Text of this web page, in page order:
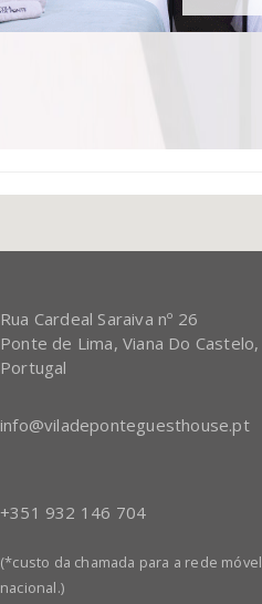
Rua Cardeal Saraiva nº 26
Ponte de Lima, Viana Do Castelo,
Portugal
info@viladeponteguesthouse.pt
+351 932 146 704‬
(*custo da chamada para a rede móvel
nacional.)